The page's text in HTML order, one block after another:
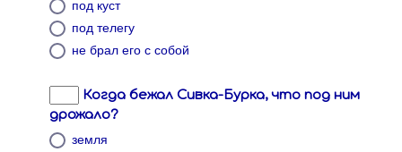
под куст
под телегу
не брал его с собой
Когда бежал Сивка-Бурка, что под ним
дрожало?
земля